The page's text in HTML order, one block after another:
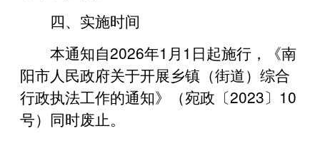
四、实施时间
本通知自2026年1月1日起施行，《南
阳市人民政府关于开展乡镇（街道）综合
行政执法工作的通知》（宛政〔2023〕10
号）同时废止。